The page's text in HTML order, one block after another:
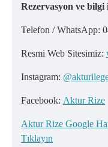
Rezervasyon ve bilgi
Telefon / WhatsApp:
Resmi Web Sitesimiz:
Instagram:
Facebook: Aktur Rize
Aktur Rize Google
Tıklayın